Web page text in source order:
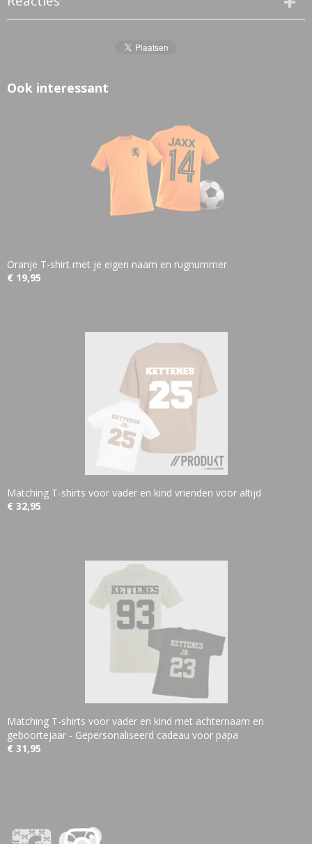
Ook interessant
Oranje T-shirt met je eigen naam en rugnummer
€ 19,95
Matching T-shirts voor vader en kind vrienden voor altijd
€ 32,95
Matching T-shirts voor vader en kind met achternaam en
geboortejaar - Gepersonaliseerd cadeau voor papa
€ 31,95